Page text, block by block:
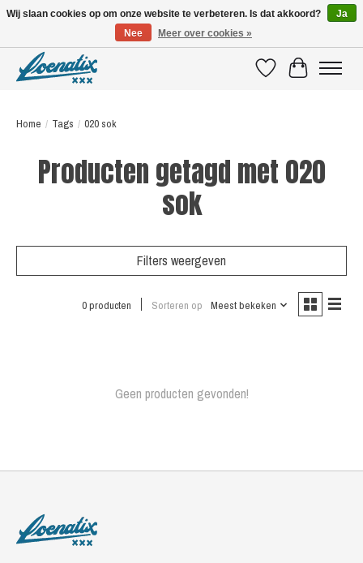
VerlanglijstWinkelwagen
Home / Tags / 020 sok
Producten getagd met 020
sok
Filters weergeven
0 producten Sorteren op Meest bekeken
Geen producten gevonden!
Wij slaan cookies op om onze website te verbeteren. Is dat akkoord?
Ja
Nee
Meer over cookies »